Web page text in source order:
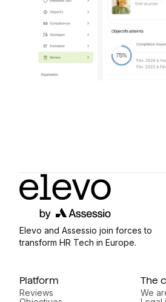
Elevo and Assessio join forces to
transform HR Tech in Europe.
Platform
Reviews
The
We